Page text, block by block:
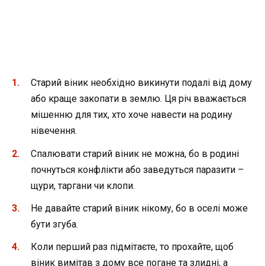
Старий віник необхідно викинути подалі від дому
або краще закопати в землю. Ця річ вважається
мішенню для тих, хто хоче навести на родину
нівечення.
Спалювати старий віник не можна, бо в родині
почнуться конфлікти або заведуться паразити –
щури, таргани чи клопи.
Не давайте старий віник нікому, бо в оселі може
бути згуба.
Коли перший раз підмітаєте, то прохайте, щоб
віник вимітав з дому все погане та злидні, а